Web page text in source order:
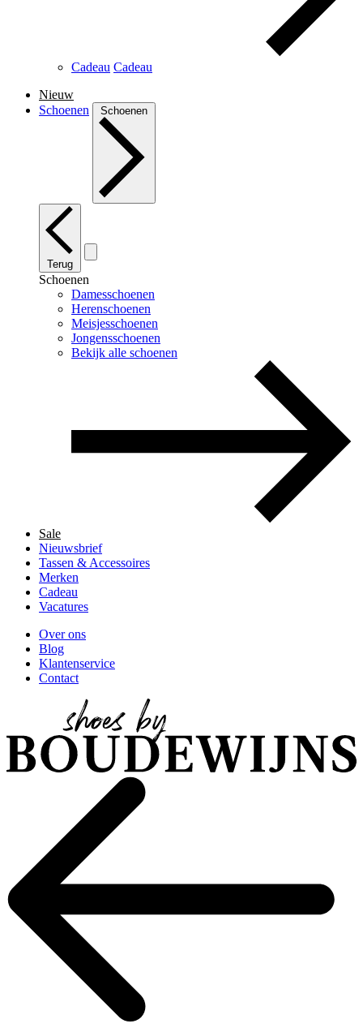
Cadeau Cadeau
Nieuw
Schoenen
Schoenen
Terug
Schoenen
Damesschoenen
Herenschoenen
Meisjesschoenen
Jongensschoenen
Bekijk alle schoenen
Sale
Nieuwsbrief
Tassen & Accessoires
Merken
Cadeau
Vacatures
Over ons
Blog
Klantenservice
Contact